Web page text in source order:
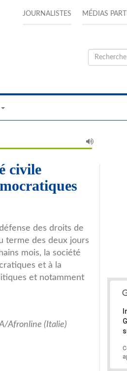
JOURNALISTES MÉDIAS
civile
des droits de
terme des deux jours
mois, la société
et à la
et notamment
Afronline (Italie)